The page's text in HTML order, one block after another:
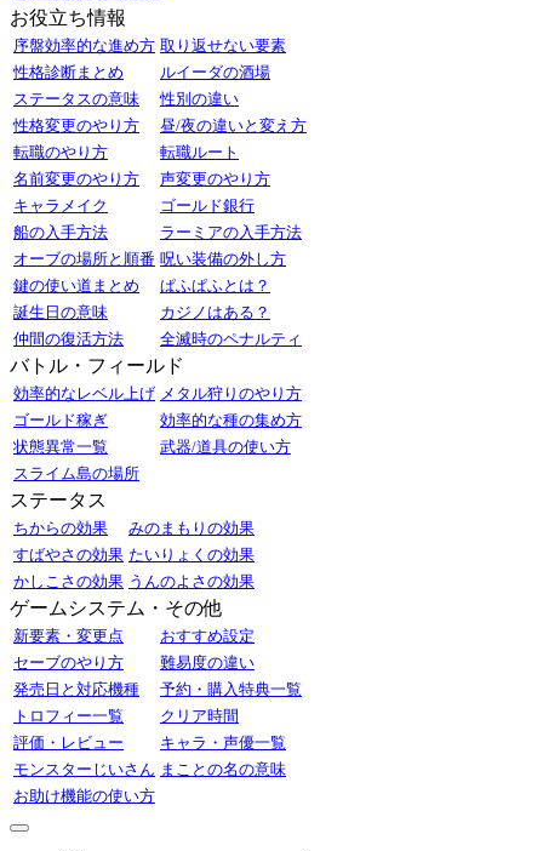
お役立ち情報
序盤効率的な進め方 取り返せない要素
性格診断まとめ
ルイーダの酒場
ステータスの意味
性別の違い
性格変更のやり方
昼/夜の違いと変え方
転職のやり方
転職ルート
名前変更のやり方
声変更のやり方
キャラメイク
ゴールド銀行
船の入手方法
ラーミアの入手方法
オーブの場所と順番 呪い装備の外し方
鍵の使い道まとめ
ぱふぱふとは？
誕生日の意味
カジノはある？
仲間の復活方法
全滅時のペナルティ
バトル・フィールド
効率的なレベル上げ メタル狩りのやり方
ゴールド稼ぎ
効率的な種の集め方
状態異常一覧
武器/道具の使い方
スライム島の場所
ステータス
ちからの効果
みのまもりの効果
すばやさの効果 たいりょくの効果
かしこさの効果 うんのよさの効果
ゲームシステム・その他
新要素・変更点
おすすめ設定
セーブのやり方
難易度の違い
発売日と対応機種
予約・購入特典一覧
トロフィー一覧
クリア時間
評価・レビュー
キャラ・声優一覧
モンスターじいさん まことの名の意味
お助け機能の使い方